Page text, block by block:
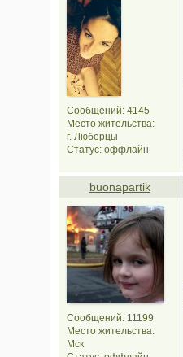
Сообщений: 4145
Место жительства:
г. Люберцы
Статус: оффлайн
buonapartik
Сообщений: 11199
Место жительства:
Мск